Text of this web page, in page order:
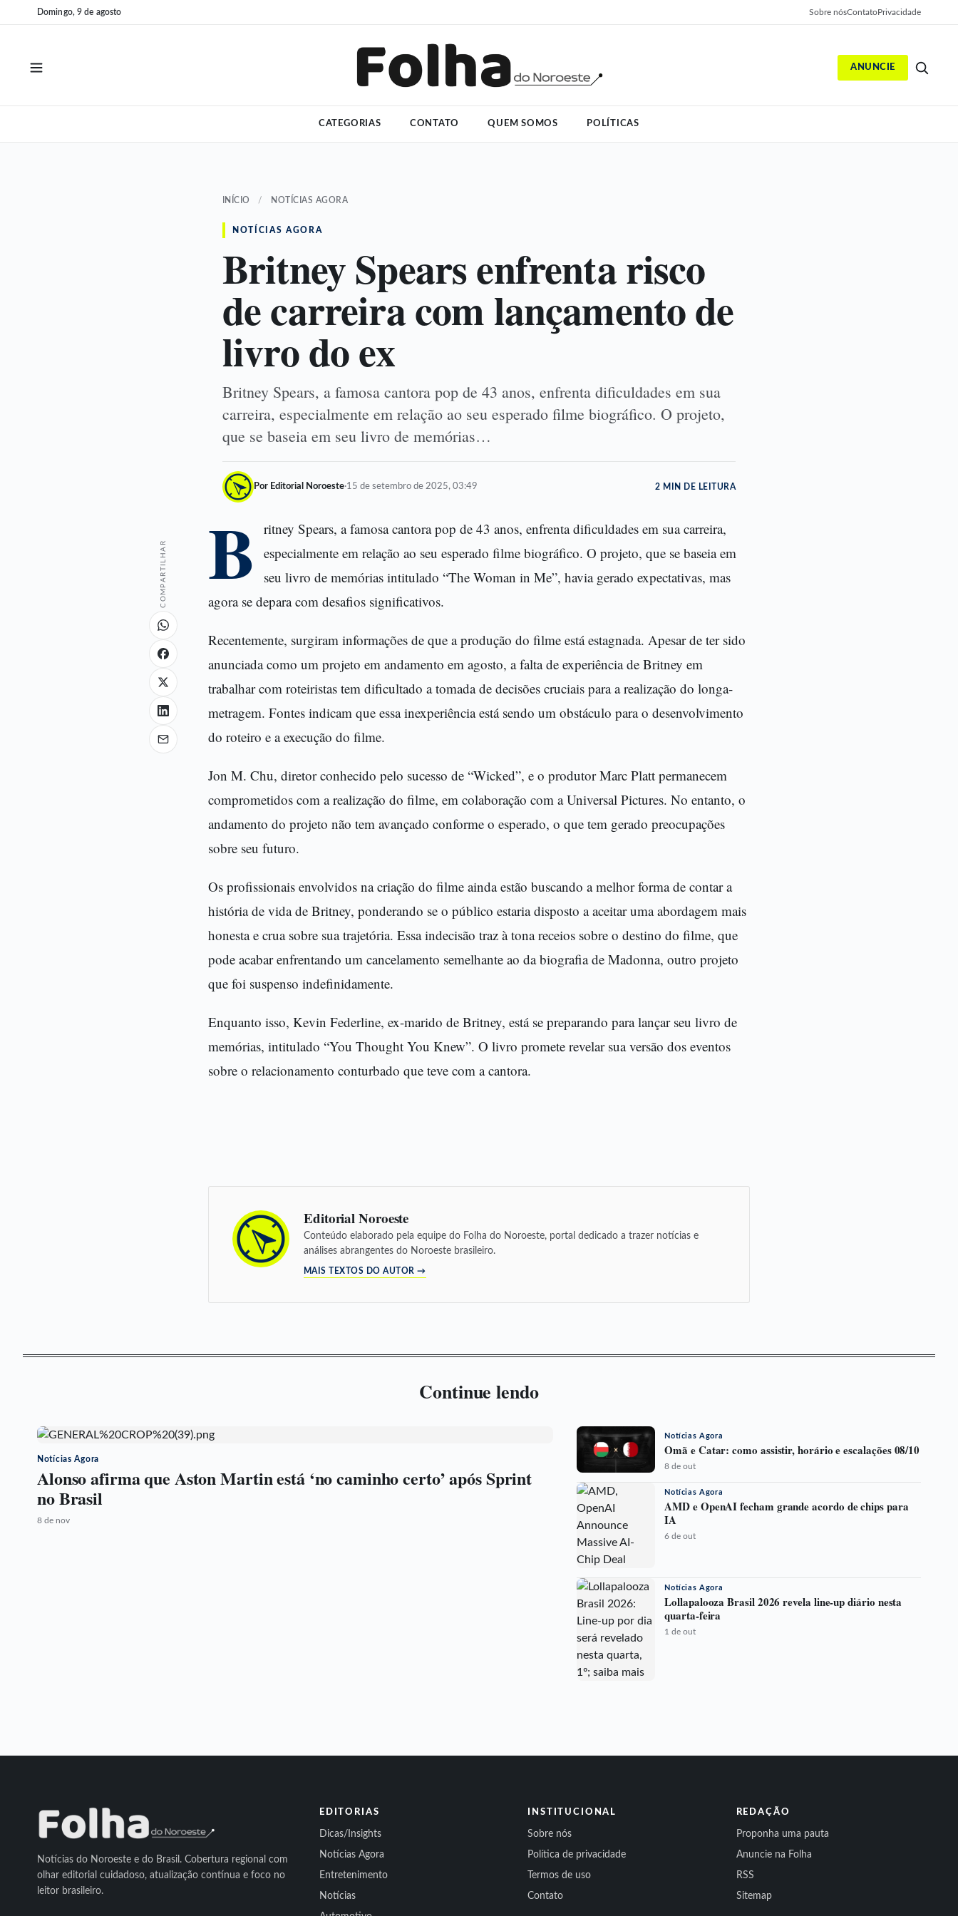
para
para
Domingo, 9 de agosto Sobre nósContatoPrivacidade
ANUNCIE
CATEGORIAS CONTATO QUEM SOMOS POLÍTICAS
INÍCIO / NOTÍCIAS AGORA
NOTÍCIAS AGORA
Britney Spears enfrenta risco
de carreira com lançamento de
livro do ex
Britney Spears, a famosa cantora pop de 43 anos, enfrenta dificuldades em sua
carreira, especialmente em relação ao seu esperado filme biográfico. O projeto,
que se baseia em seu livro de memórias…
Por Editorial Noroeste·15 de setembro de 2025, 03:49 2 MIN DE LEITURA
COMPARTILHAR B
ritney Spears, a famosa cantora pop de 43 anos, enfrenta dificuldades em sua carreira,
especialmente em relação ao seu esperado filme biográfico. O projeto, que se baseia em
seu livro de memórias intitulado “The Woman in Me”, havia gerado expectativas, mas
agora se depara com desafios significativos.
Recentemente, surgiram informações de que a produção do filme está estagnada. Apesar de ter sido
anunciada como um projeto em andamento em agosto, a falta de experiência de Britney em
trabalhar com roteiristas tem dificultado a tomada de decisões cruciais para a realização do longa-
metragem. Fontes indicam que essa inexperiência está sendo um obstáculo para o desenvolvimento
do roteiro e a execução do filme.
Jon M. Chu, diretor conhecido pelo sucesso de “Wicked”, e o produtor Marc Platt permanecem
comprometidos com a realização do filme, em colaboração com a Universal Pictures. No entanto, o
andamento do projeto não tem avançado conforme o esperado, o que tem gerado preocupações
sobre seu futuro.
Os profissionais envolvidos na criação do filme ainda estão buscando a melhor forma de contar a
história de vida de Britney, ponderando se o público estaria disposto a aceitar uma abordagem mais
honesta e crua sobre sua trajetória. Essa indecisão traz à tona receios sobre o destino do filme, que
pode acabar enfrentando um cancelamento semelhante ao da biografia de Madonna, outro projeto
que foi suspenso indefinidamente.
Enquanto isso, Kevin Federline, ex-marido de Britney, está se preparando para lançar seu livro de
memórias, intitulado “You Thought You Knew”. O livro promete revelar sua versão dos eventos
sobre o relacionamento conturbado que teve com a cantora.
Editorial Noroeste
Conteúdo elaborado pela equipe do Folha do Noroeste, portal dedicado a trazer notícias e
análises abrangentes do Noroeste brasileiro.
MAIS TEXTOS DO AUTOR →
Continue lendo
Notícias Agora
Alonso afirma que Aston Martin está ‘no caminho certo’ após Sprint
no Brasil
8 de nov
Notícias Agora
Omã e Catar: como assistir, horário e escalações 08/10
8 de out
Notícias Agora
AMD e OpenAI fecham grande acordo de chips para
IA
6 de out
Notícias Agora
Lollapalooza Brasil 2026 revela line-up diário nesta
quarta-feira
1 de out
Notícias do Noroeste e do Brasil. Cobertura regional com
olhar editorial cuidadoso, atualização contínua e foco no
leitor brasileiro.
EDITORIAS
Dicas/Insights
Notícias Agora
Entretenimento
Notícias
INSTITUCIONAL
Sobre nós
Política de privacidade
Termos de uso
Contato
REDAÇÃO
Proponha uma pauta
Anuncie na Folha
RSS
Sitemap